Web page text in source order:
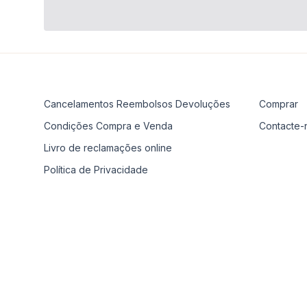
Cancelamentos Reembolsos Devoluções
Condições Compra e Venda
Livro de reclamações online
Política de Privacidade
Comprar
Contacte-